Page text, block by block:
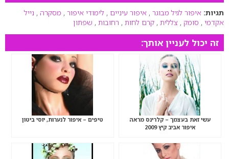
תגיות: איפור לגיל מבוגר , איפור עיניים , לימודי איפור , מסקרה , נייל
אקדמי , סומק , צללית , קרם לחות , רחובות , שפתון
זה יכול לעניין אותך:
עשי זאת בעצמך – קלרינס מראה
איפור אביב קיץ 2009
טיפים – איפור לנערות, יוסי ביטון